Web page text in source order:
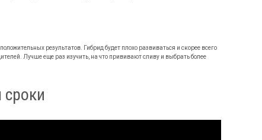
результатов. Гибрид будет плохо развиваться и скорее всего
Лучше еще раз изучить, на что прививают сливу и выбрать более